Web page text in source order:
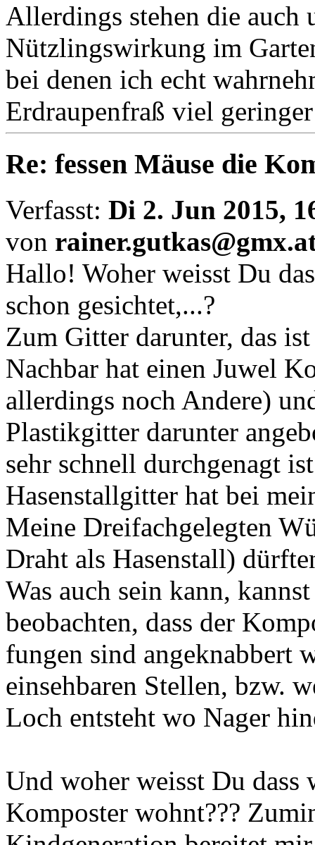
Allerdings stehen die auch
Nützlingswirkung im
bei denen ich echt
Erdraupenfraß viel
Re: fessen Mäuse die
Verfasst: Di 2. Jun 2015,
von
Hallo! Woher weisst Du
schon gesichtet,...?
Zum Gitter darunter, das
Nachbar hat einen Juwel
allerdings noch Andere)
Plastikgitter darunter
sehr schnell durchgenagt
Hasenstallgitter hat bei
Meine Dreifachgelegten
Draht als Hasenstall)
Was auch sein kann,
beobachten, dass der
fungen sind angeknabbert
einsehbaren Stellen, bzw.
Loch entsteht wo Nager
Und woher weisst Du dass
Komposter wohnt???